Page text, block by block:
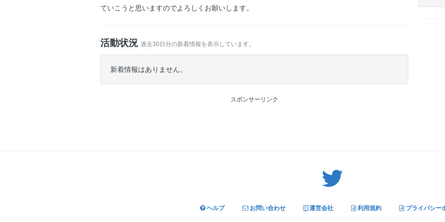
ていこうと思いますのでよろしくお願いします。
活動状況 過去30日分の新着情報を表示しています。
新着情報はありません。
スポンサーリンク
ヘルプ お問い合わせ 運営会社 利用規約 プライバシー